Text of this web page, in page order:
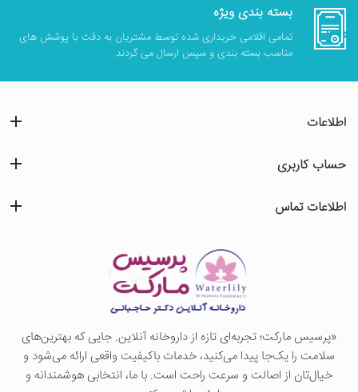
بسته بندی ویژه
تمامی اقلامی خریداری شده توسط مشتریان به دقت با پوشش های
مناسب بسته بندی و سپس ارسال می گردند.
«پرسيس ماركت؛ تجربه‌ای تازه از داروخانه آنلاین. جایی که بهترین‌های
سلامت را یک‌جا پیدا می‌کنید، خدمات باکیفیت واقعی ارائه می‌شود و
خیال‌تان از اصالت و سرعت راحت است. با ما، انتخابی هوشمندانه و
اطلاعات
حساب کاربری
اطلاعات تماس